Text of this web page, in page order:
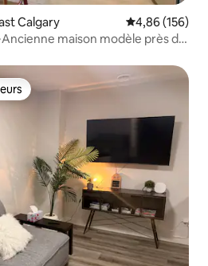
Calgary Évaluation
4,86 (156)
maison modèle près du
les plus appréciés